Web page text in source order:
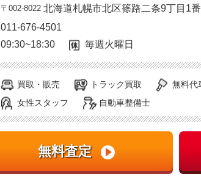
〒002-8022 北海道札幌市北区篠路二条9丁目1
011-676-4501
09:30~18:30
毎週火曜日
買取・販売 トラック買取 無料代
女性スタッフ
自動車整備士